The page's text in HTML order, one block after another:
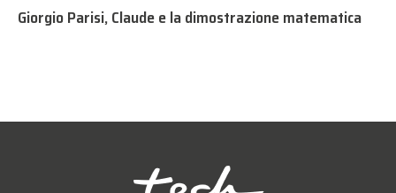
Giorgio Parisi, Claude e la dimostrazione matematica